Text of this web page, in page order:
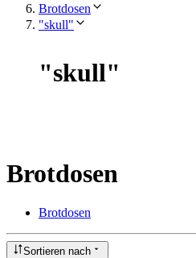
Brotdosen
"skull"
"skull"
Brotdosen
Brotdosen
Sortieren nach